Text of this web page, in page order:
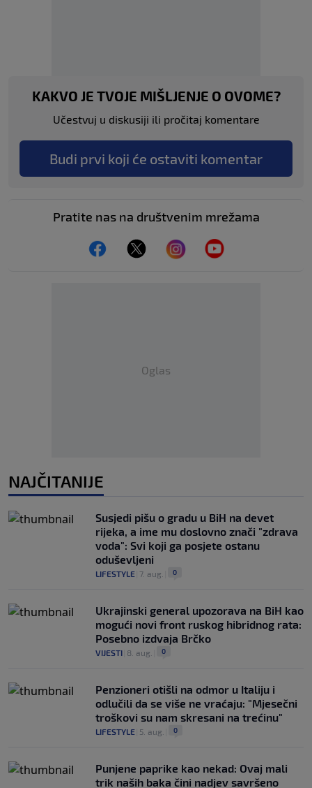
KAKVO JE TVOJE MIŠLJENJE O OVOME?
Učestvuj u diskusiji ili pročitaj komentare
Budi prvi koji će ostaviti komentar
Pratite nas na društvenim mrežama
Oglas
NAJČITANIJE
Susjedi pišu o gradu u BiH na devet
rijeka, a ime mu doslovno znači "zdrava
voda": Svi koji ga posjete ostanu
oduševljeni
LIFESTYLE 7. aug. 0
Ukrajinski general upozorava na BiH kao
mogući novi front ruskog hibridnog rata:
Posebno izdvaja Brčko
VIJESTI 8. aug. 0
Penzioneri otišli na odmor u Italiju i
odlučili da se više ne vraćaju: "Mjesečni
troškovi su nam skresani na trećinu"
LIFESTYLE 5. aug. 0
Punjene paprike kao nekad: Ovaj mali
trik naših baka čini nadjev savršeno